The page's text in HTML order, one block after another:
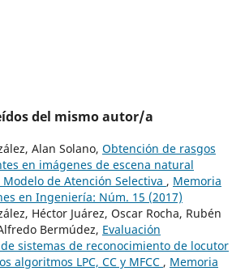
del mismo autor/a
Alan Solano, Obtención de rasgos
en imágenes de escena natural
de Atención Selectiva , Memoria
en Ingeniería: Núm. 15 (2017)
Héctor Juárez, Oscar Rocha, Rubén
Bermúdez, Evaluación
sistemas de reconocimiento de locutor
algoritmos LPC, CC y MFCC , Memoria